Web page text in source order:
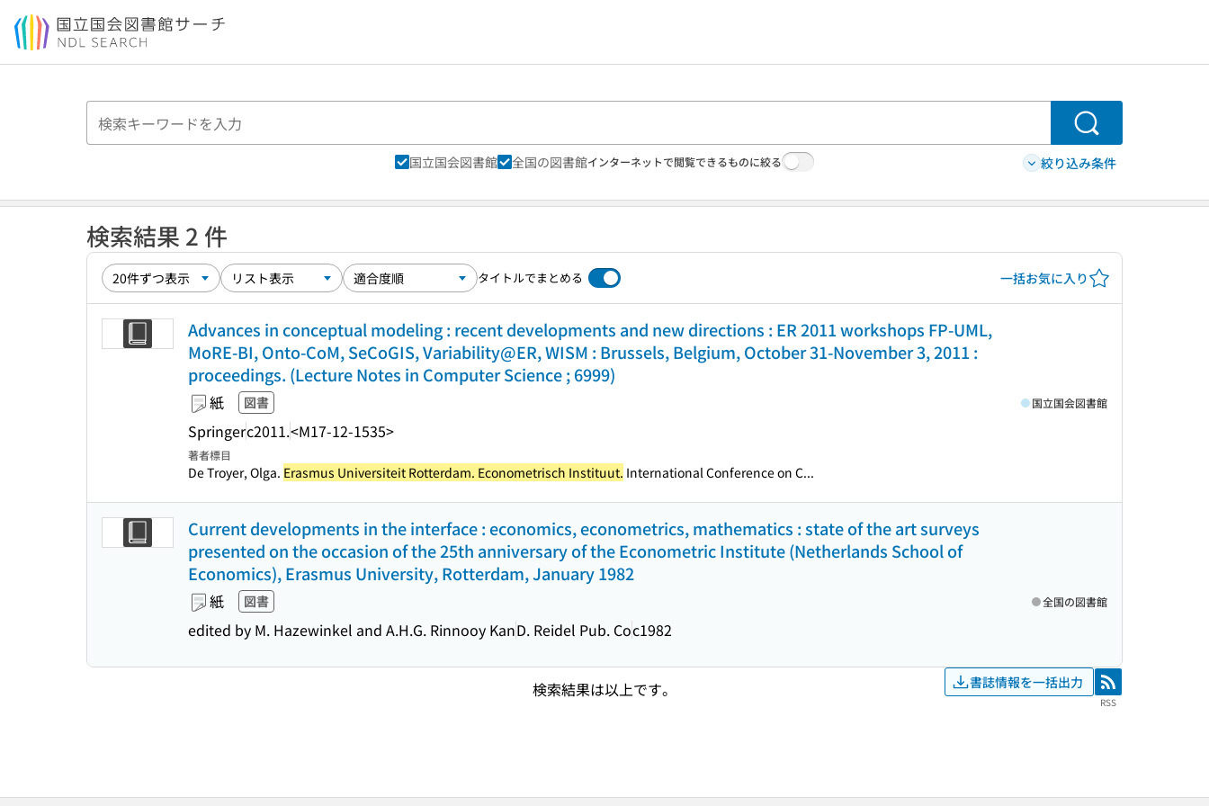
本文へ移動
検索
国立国会図書館 全国の図書館インターネットで閲覧できるものに絞る 絞り込み条件
検索結果 2 件
タイトルでまとめる 一括お気に入り
Advances in conceptual modeling : recent developments and new directions : ER 2011 workshops FP-UML,
MoRE-BI, Onto-CoM, SeCoGIS, Variability@ER, WISM : Brussels, Belgium, October 31-November 3, 2011 :
proceedings. (Lecture Notes in Computer Science ; 6999)
紙 図書
Springerc2011.<M17-12-1535>
国立国会図書館
著者標目
De Troyer, Olga. Erasmus Universiteit Rotterdam. Econometrisch Instituut. International Conference on C...
Current developments in the interface : economics, econometrics, mathematics : state of the art surveys
presented on the occasion of the 25th anniversary of the Econometric Institute (Netherlands School of
Economics), Erasmus University, Rotterdam, January 1982
紙 図書
edited by M. Hazewinkel and A.H.G. Rinnooy KanD. Reidel Pub. Coc1982
全国の図書館
検索結果は以上です。 書誌情報を一括出力 RSS
RSS